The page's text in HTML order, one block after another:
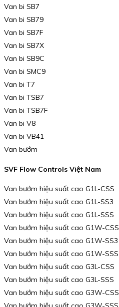
Van bi SB7
Van bi SB79
Van bi SB7F
Van bi SB7X
Van bi SB9C
Van bi SMC9
Van bi T7
Van bi TSB7
Van bi TSB7F
Van bi V8
Van bi VB41
Van bướm
SVF Flow Controls Việt Nam
Van bướm hiệu suất cao G1L-CSS
Van bướm hiệu suất cao G1L-SS3
Van bướm hiệu suất cao G1L-SSS
Van bướm hiệu suất cao G1W-CSS
Van bướm hiệu suất cao G1W-SS3
Van bướm hiệu suất cao G1W-SSS
Van bướm hiệu suất cao G3L-CSS
Van bướm hiệu suất cao G3L-SSS
Van bướm hiệu suất cao G3W-CSS